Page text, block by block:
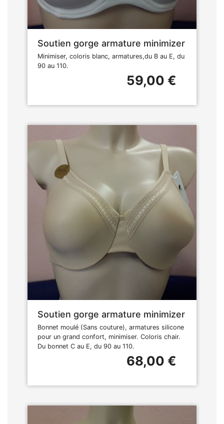
Soutien gorge armature minimizer
Minimiser, coloris blanc, armatures,du B au E, du
90 au 110.
59,00 €
Soutien gorge armature minimizer
Bonnet moulé (Sans couture), armatures silicone
pour un grand confort, minimiser. Coloris chair.
Du bonnet C au E, du 90 au 110.
68,00 €